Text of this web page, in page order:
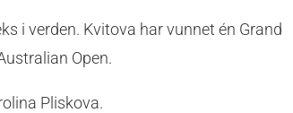
i verden. Kvitova har vunnet én Grand
Open.
Pliskova.